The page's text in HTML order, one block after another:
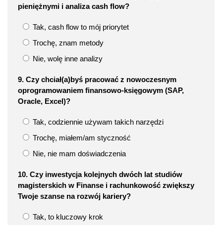
pieniężnymi i analiza cash flow?
Tak, cash flow to mój priorytet
Trochę, znam metody
Nie, wolę inne analizy
9. Czy chciał(a)byś pracować z nowoczesnym
oprogramowaniem finansowo-księgowym (SAP,
Oracle, Excel)?
Tak, codziennie używam takich narzędzi
Trochę, miałem/am styczność
Nie, nie mam doświadczenia
10. Czy inwestycja kolejnych dwóch lat studiów
magisterskich w Finanse i rachunkowość zwiększy
Twoje szanse na rozwój kariery?
Tak, to kluczowy krok